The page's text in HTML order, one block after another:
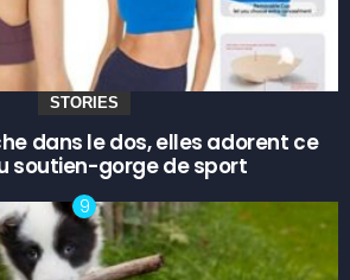
STORIES
dans le dos, elles adorent ce
soutien-gorge de sport